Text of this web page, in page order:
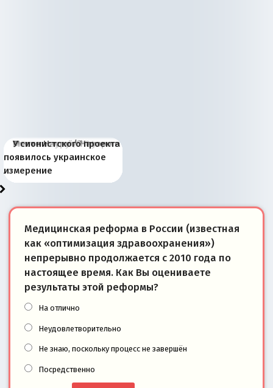
Киевская марионетка
Запада рассказала о
«переобувании» хозяев
В России назрели
перемены: 15 шагов к
суверенной экономике
Миграционный пожар
Европы
Россия начинает
сбрасывать балласт
Анкориджа
Россия зимой 1904
года: первые уступки во
внутренней политике
Русская нация вчера и
сегодня
Почему правый крах в
Варшаве не поможет её
отношениям с Россией?
Место Науру / Науэро в
современной истории
Южной Осетии
У сионистского проекта
появилось украинское
измерение
Медицинская реформа в России (известная
как «оптимизация здравоохранения»)
непрерывно продолжается с 2010 года по
настоящее время. Как Вы оцениваете
результаты этой реформы?
На отлично
Неудовлетворительно
Не знаю, поскольку процесс не завершён
Посредственно